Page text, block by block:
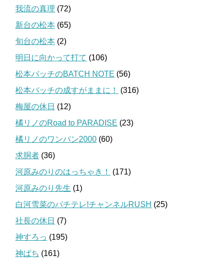
我流の真理 (72)
新台の松本 (65)
旬台の松本 (2)
明日に向かって打て (106)
松本バッチのBATCH NOTE (56)
松本バッチの成すがままに！
(316)
梅屋の休日 (12)
橘リノのRoad to PARADISE (23)
橘リノのワンパン2000 (60)
求胴者 (36)
河原みのりのはっちゃき！
(171)
河原みのり先生 (1)
白河雪菜のパチテレ!チャンネルRUSH (25)
社長の休日 (7)
神すろっ (195)
神ぱち (161)